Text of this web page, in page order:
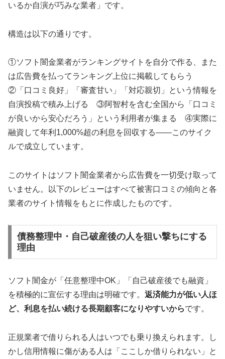
いるか自演が巧みな業者」です。
構造は以下の通りです。
①ソフト闇金業者がランキングサイトを自分で作る、また
は広告費を払ってランキング上位に掲載してもらう
②「口コミ良好」「審査甘い」「対応親切」という情報を
自演投稿で積み上げる ③阿智村を含む全国から「口コミ
が良いから安心だろう」という利用者が集まる ④実際に
融資して年利1,000%超の利息を回収する——このサイク
ルで成立しています。
このサイトはソフト闇金業者から広告費を一切受け取って
いません。以下のレビューはすべて被害口コミの傾向と各
業者のサイト情報をもとに作成したものです。
債務整理中・自己破産後の人を狙い撃ちにする
理由
ソフト闇金が「任意整理中OK」「自己破産後でも融資」
を積極的に宣伝する理由は明確です。 返済能力が低い人ほ
ど、利息を払い続ける長期顧客になりやすいからです。
正規業者で借りられる人はいつでも乗り換えられます。し
かし信用情報に傷がある人は「ここしか借りられない」と